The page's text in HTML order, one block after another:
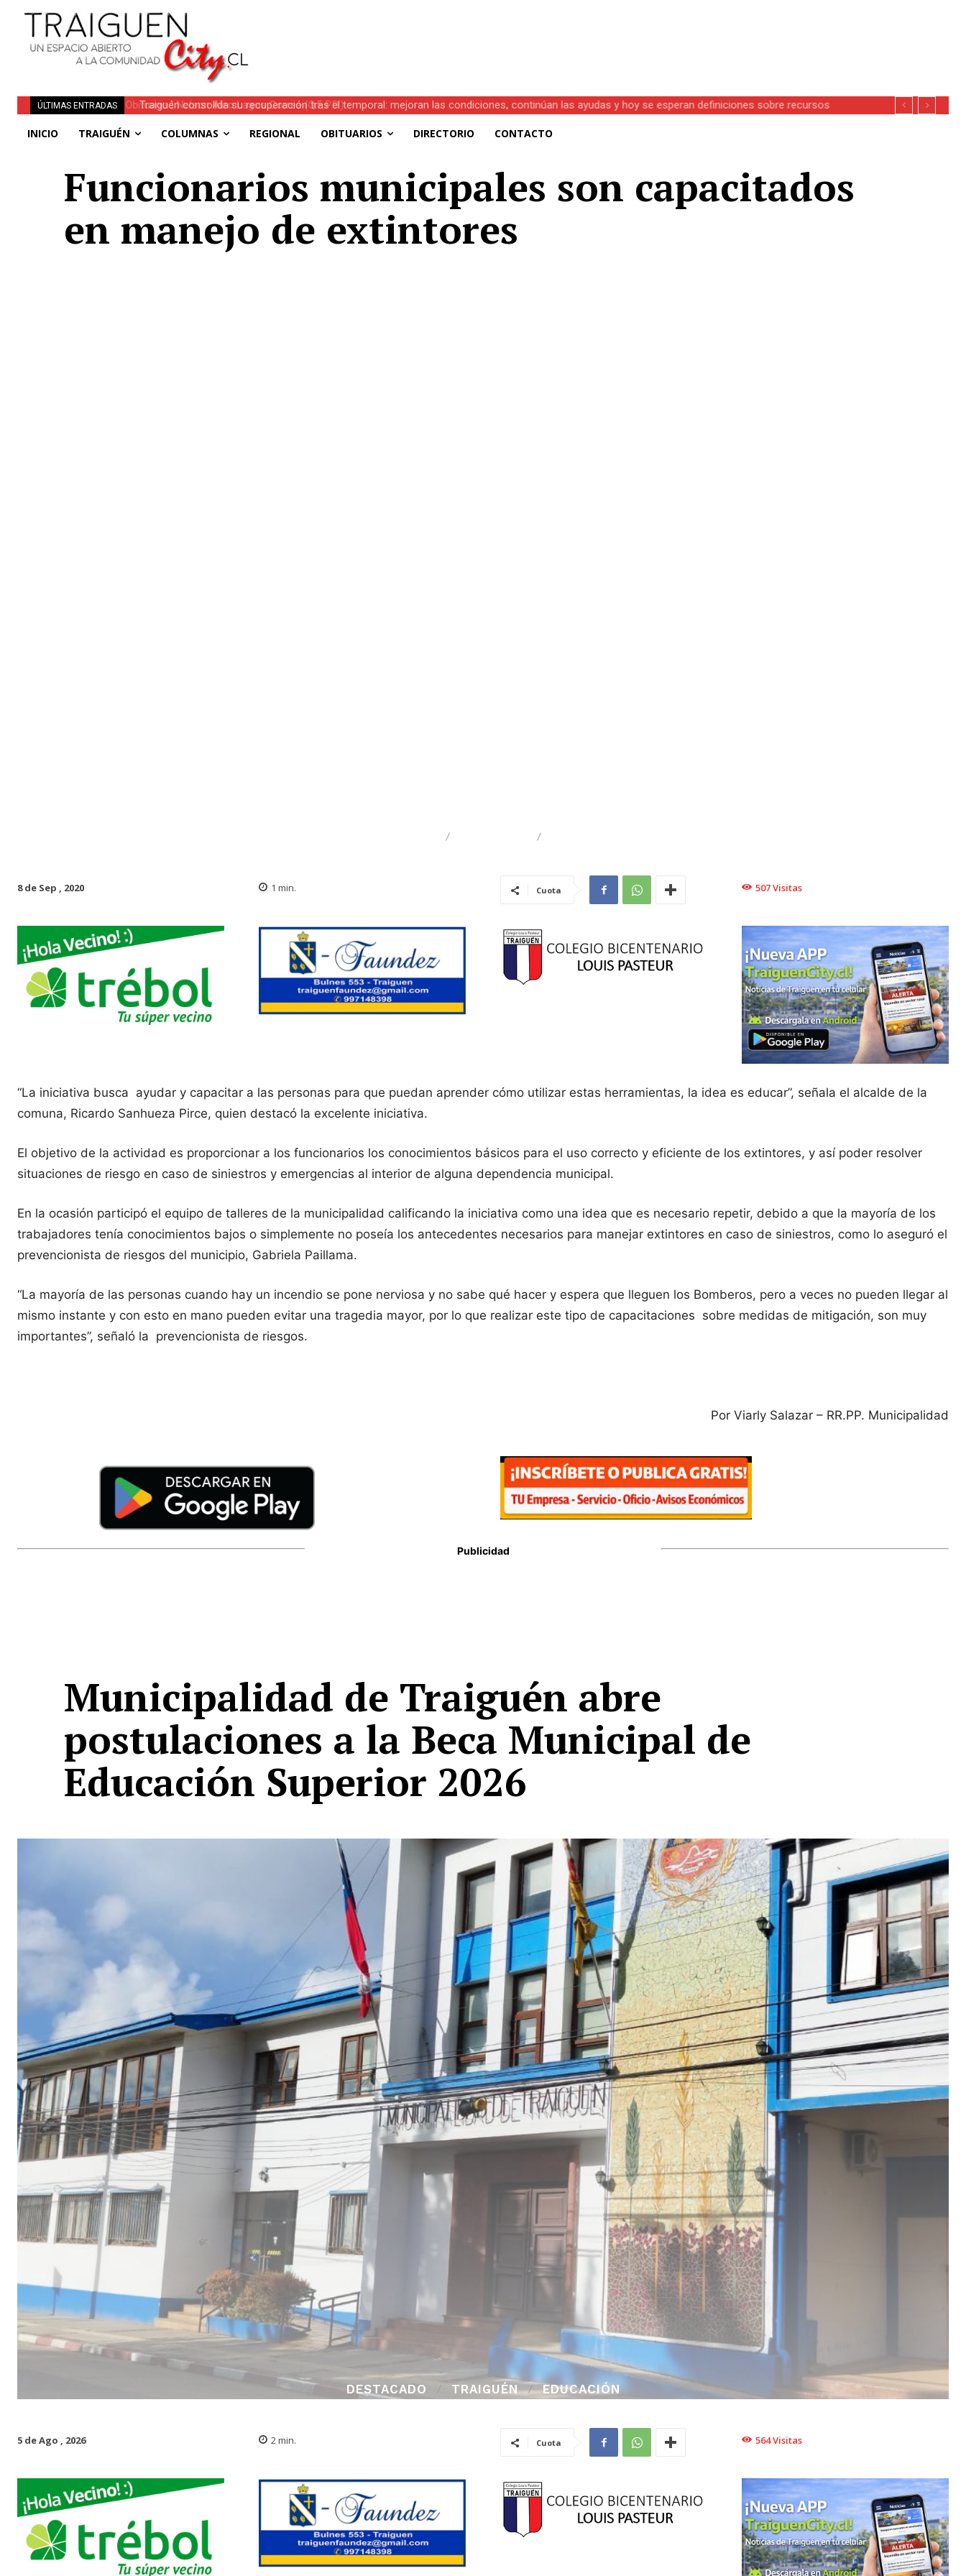
ÚLTIMAS ENTRADAS
Traiguén consolida su recuperación tras el temporal: mejoran las condiciones, continúan las ayudas y hoy se esperan definiciones sobre recursos
INICIO TRAIGUÉN COLUMNAS REGIONAL OBITUARIOS DIRECTORIO CONTACTO
Funcionarios municipales son capacitados
en manejo de extintores
8 de Sep , 2020 1 min. Cuota 507Visitas
“La iniciativa busca ayudar y capacitar a las personas para que puedan aprender cómo utilizar estas herramientas, la idea es educar”, señala el alcalde de la
comuna, Ricardo Sanhueza Pirce, quien destacó la excelente iniciativa.
El objetivo de la actividad es proporcionar a los funcionarios los conocimientos básicos para el uso correcto y eficiente de los extintores, y así poder resolver
situaciones de riesgo en caso de siniestros y emergencias al interior de alguna dependencia municipal.
En la ocasión participó el equipo de talleres de la municipalidad calificando la iniciativa como una idea que es necesario repetir, debido a que la mayoría de los
trabajadores tenía conocimientos bajos o simplemente no poseía los antecedentes necesarios para manejar extintores en caso de siniestros, como lo aseguró el
prevencionista de riesgos del municipio, Gabriela Paillama.
“La mayoría de las personas cuando hay un incendio se pone nerviosa y no sabe qué hacer y espera que lleguen los Bomberos, pero a veces no pueden llegar al
mismo instante y con esto en mano pueden evitar una tragedia mayor, por lo que realizar este tipo de capacitaciones sobre medidas de mitigación, son muy
importantes”, señaló la prevencionista de riesgos.
Por Viarly Salazar – RR.PP. Municipalidad
Publicidad